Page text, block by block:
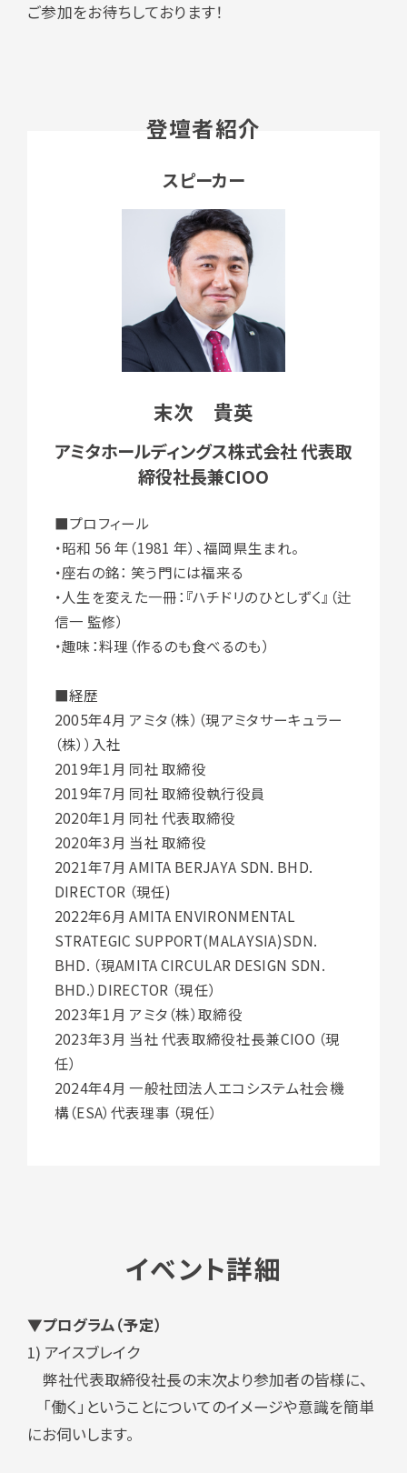
ご参加をお待ちしております！
登壇者紹介
スピーカー
末次 貴英
アミタホールディングス株式会社 代表取
締役社長兼CIOO
■プロフィール
・昭和 56 年（1981 年）、福岡県生まれ。
・座右の銘： 笑う門には福来る
・人生を変えた一冊：『ハチドリのひとしずく』（辻
信一 監修）
・趣味：料理（作るのも食べるのも）
■経歴
2005年4月 アミタ（株）（現アミタサーキュラー
（株））入社
2019年1月 同社 取締役
2019年7月 同社 取締役執行役員
2020年1月 同社 代表取締役
2020年3月 当社 取締役
2021年7月 AMITA BERJAYA SDN. BHD.
DIRECTOR （現任)
2022年6月 AMITA ENVIRONMENTAL
STRATEGIC SUPPORT(MALAYSIA)SDN.
BHD. （現AMITA CIRCULAR DESIGN SDN.
BHD.）DIRECTOR （現任）
2023年1月 アミタ（株）取締役
2023年3月 当社 代表取締役社長兼CIOO （現
任）
2024年4月 一般社団法人エコシステム社会機
構（ESA）代表理事 （現任）
イベント詳細
▼プログラム（予定）
1) アイスブレイク
弊社代表取締役社長の末次より参加者の皆様に、
「働く」ということについてのイメージや意識を簡単
にお伺いします。